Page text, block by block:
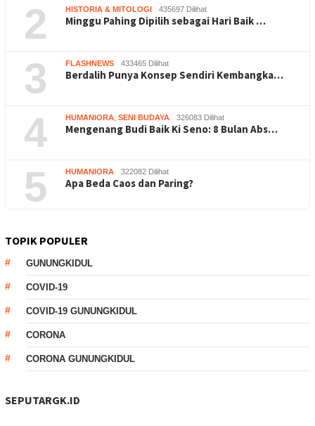
2 HISTORIA & MITOLOGI 435697 Dilihat
Minggu Pahing Dipilih sebagai Hari Baik …
3 FLASHNEWS 433465 Dilihat
Berdalih Punya Konsep Sendiri Kembangka…
4 HUMANIORA SENI BUDAYA 326083 Dilihat
Mengenang Budi Baik Ki Seno: 8 Bulan Abs…
5 HUMANIORA 322082 Dilihat
Apa Beda Caos dan Paring?
TOPIK POPULER
GUNUNGKIDUL
COVID-19
COVID-19 GUNUNGKIDUL
CORONA
CORONA GUNUNGKIDUL
SEPUTARGK.ID